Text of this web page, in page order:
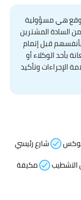
هي مسؤولية
السادة المشترين
قبل إتمام
بأحد الوكلاء أو
الإجراءات وتأكيد
شارع رئيسي
مكيفة